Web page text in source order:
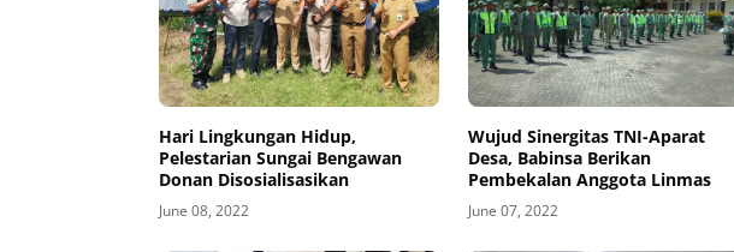
Hari Lingkungan Hidup,
Pelestarian Sungai Bengawan
Donan Disosialisasikan
June 08, 2022
Wujud Sinergitas TNI-Aparat
Desa, Babinsa Berikan
Pembekalan Anggota Linmas
June 07, 2022